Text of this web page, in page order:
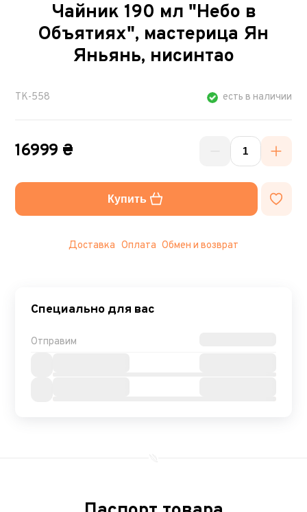
Чайник 190 мл "Небо в
Объятиях", мастерица Ян
Яньянь, нисинтао
TK-558 есть в наличии
16999 ₴
Купить
Доставка Оплата Обмен и возврат
Специально для вас
Отправим